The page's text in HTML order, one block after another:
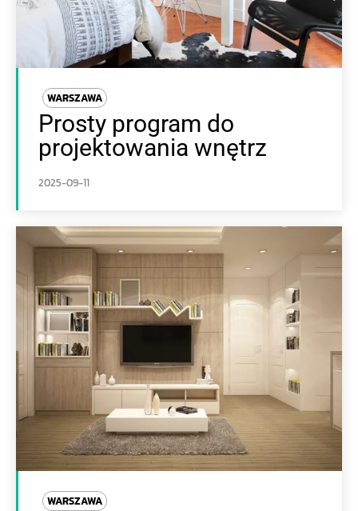
WARSZAWA
Prosty program do
projektowania wnętrz
2025-09-11
WARSZAWA